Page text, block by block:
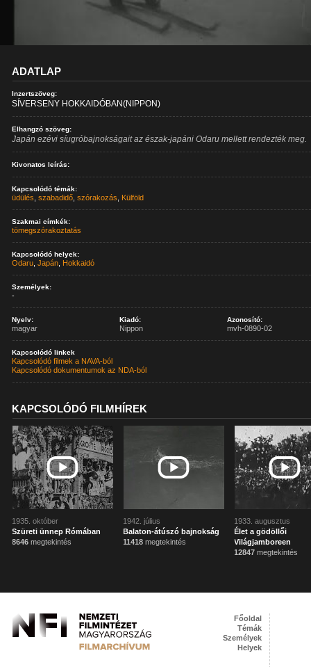
ADATLAP
Inzertszöveg:
SÍVERSENY HOKKAIDÓBAN(NIPPON)
Elhangzó szöveg:
Japán ezévi síugróbajnokságait az észak-japáni Odaru mellett rendezték meg.
Kivonatos leírás:
Kapcsolódó témák:
üdülés ,szabadidő ,szórakozás Külföld
Szakmai címkék:
tömegszórakoztatás
Kapcsolódó helyek:
Odaru ,Japán Hokkaidó
Személyek:
-
Nyelv:
magyar
Kiadó:
Nippon
Azonosító:
mvh-0890-02
Kapcsolódó linkek
Kapcsolódó filmek a NAVA-ból
Kapcsolódó dokumentumok az NDA-ból
KAPCSOLÓDÓ FILMHÍREK
1935. október
Szüreti ünnep Rómában
8646 megtekintés
1942. július
Balaton-átúszó bajnokság
11418 megtekintés
1933. augusztus
Élet a gödöllői
Világjamboreen
12847 megtekintés
Főoldal
Témák
Személyek
Helyek